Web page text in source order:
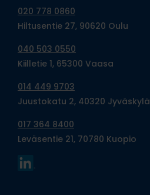
020 778 0860
Hiltusentie 27, 90620 Oulu
040 503 0550
Kiilletie 1, 65300 Vaasa
014 449 9703
Juustokatu 2, 40320 Jyväskylä
017 364 8400
Leväsentie 21, 70780 Kuopio